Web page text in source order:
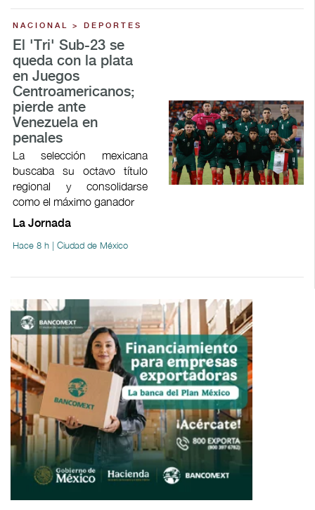
NACIONAL > DEPORTES
El 'Tri' Sub-23 se
queda con la plata
en Juegos
Centroamericanos;
pierde ante
Venezuela en
penales
La selección mexicana
buscaba su octavo título
regional y consolidarse
como el máximo ganador
La Jornada
Hace 8 h | Ciudad de México